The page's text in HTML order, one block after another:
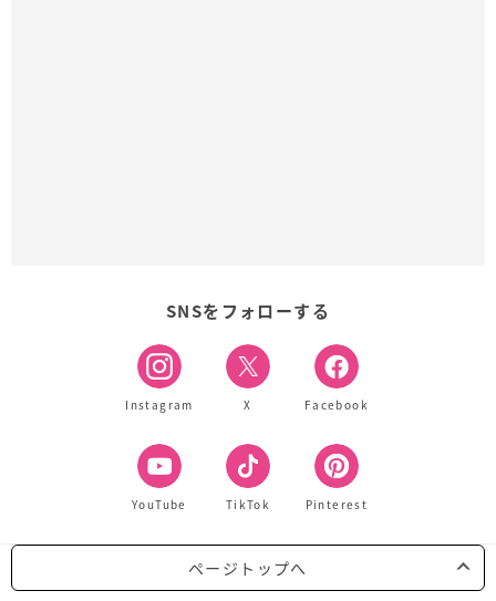
SNSをフォローする
Instagram X Facebook
YouTube TikTok Pinterest
ページトップへ